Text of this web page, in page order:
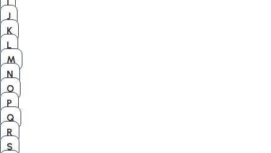
J
K
L
M
N
O
P
Q
R
S